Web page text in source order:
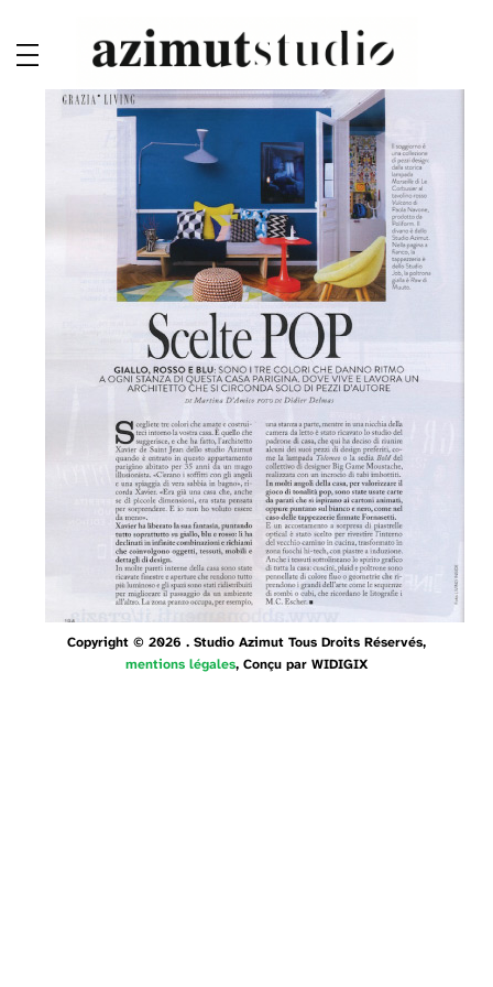
Copyright © 2026 . Studio Azimut Tous Droits Réservés,
mentions légales, Conçu par WIDIGIX